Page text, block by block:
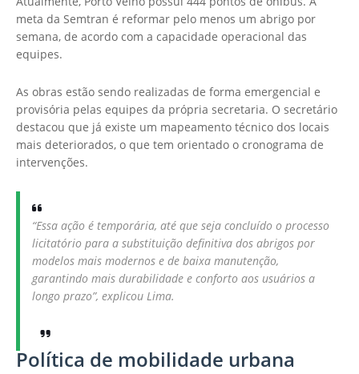
meta da Semtran é reformar pelo menos um abrigo por
semana, de acordo com a capacidade operacional das
equipes.
As obras estão sendo realizadas de forma emergencial e
provisória pelas equipes da própria secretaria. O secretário
destacou que já existe um mapeamento técnico dos locais
mais deteriorados, o que tem orientado o cronograma de
intervenções.
“Essa ação é temporária, até que seja concluído o processo
licitatório para a substituição definitiva dos abrigos por
modelos mais modernos e de baixa manutenção,
garantindo mais durabilidade e conforto aos usuários a
longo prazo”, explicou Lima.
Política de mobilidade urbana